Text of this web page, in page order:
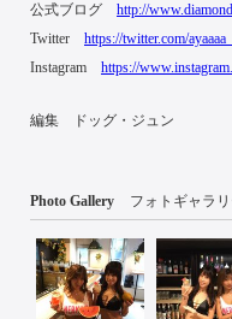
公式ブログ http://
Twitter https://twitter.com/
Instagram https://
編集 ドッグ・ジュン
Photo Gallery フォトギャラ